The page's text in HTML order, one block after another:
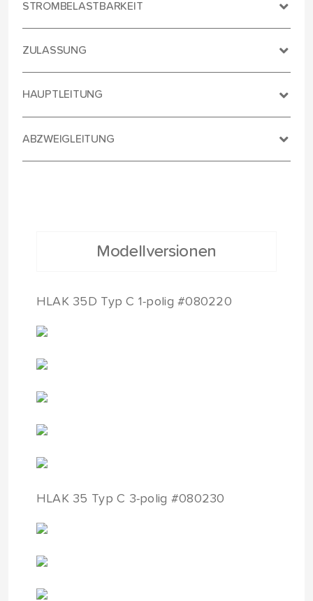
STROMBELASTBARKEIT
ZULASSUNG
HAUPTLEITUNG
ABZWEIGLEITUNG
Modellversionen
HLAK 35D Typ C 1-polig #080220
HLAK 35 Typ C 3-polig #080230